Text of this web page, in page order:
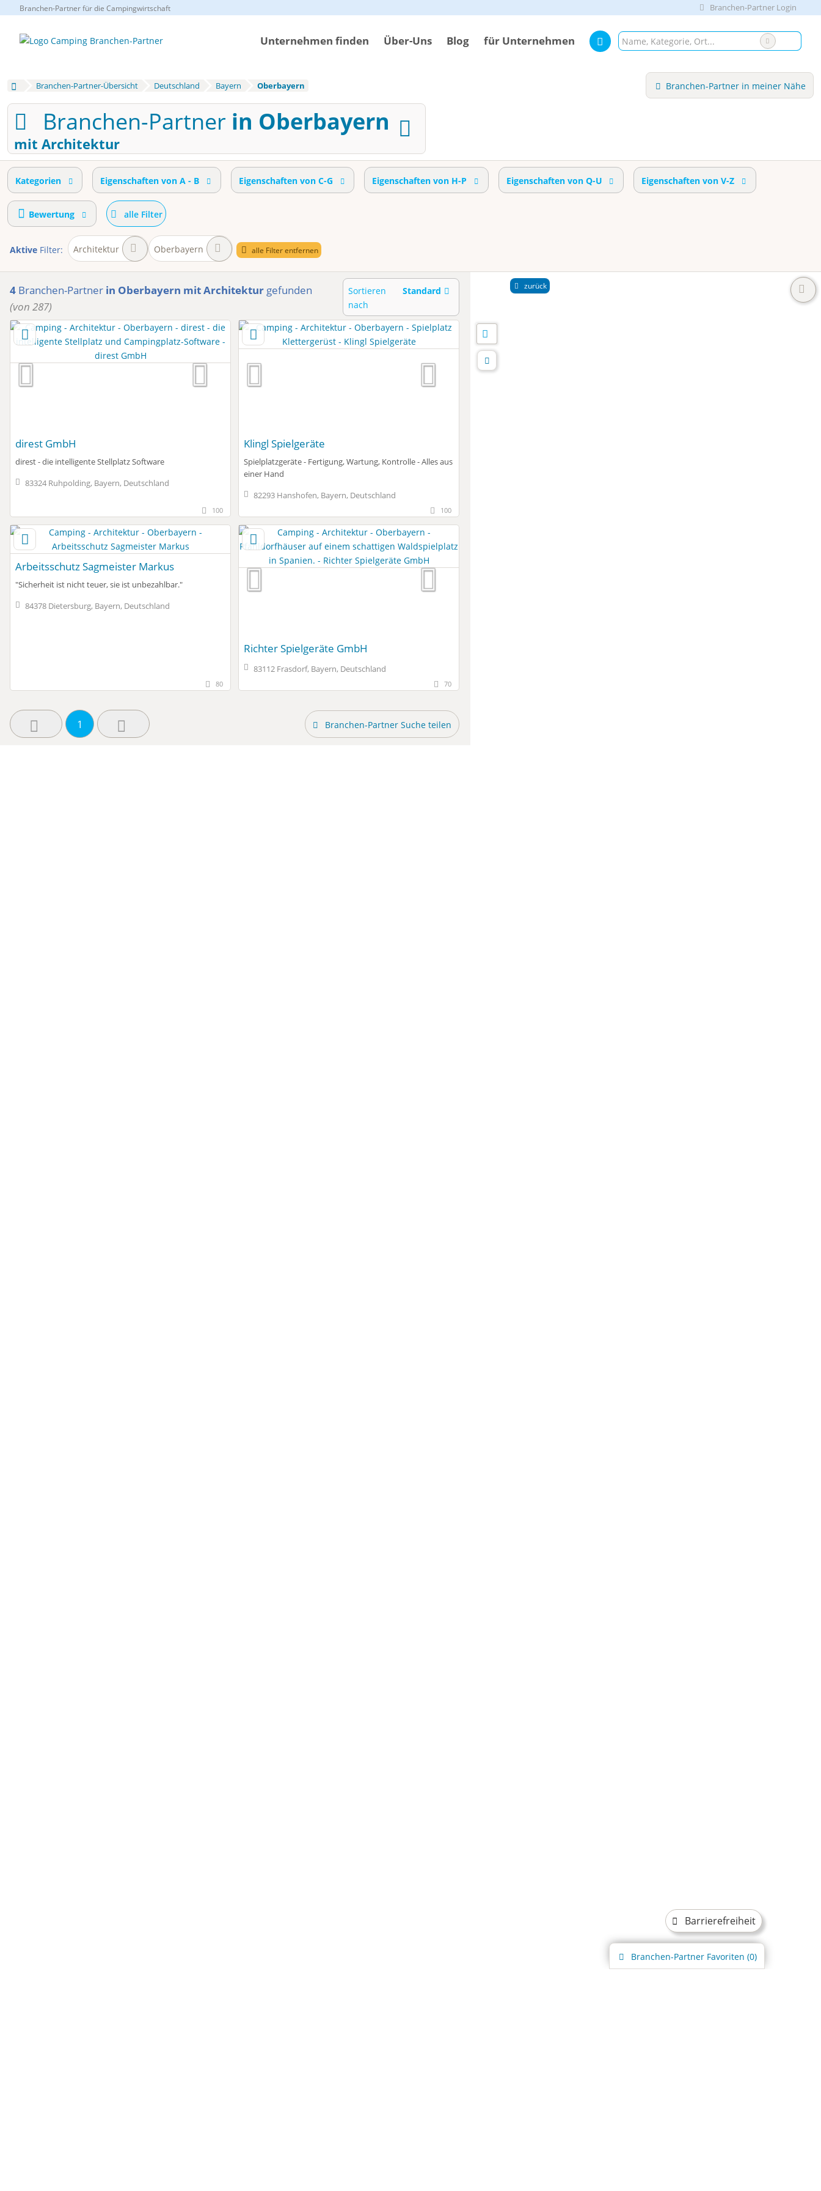
Branchen-Partner für die Campingwirtschaft
Barrierefreiheit
Branchen-Partner Login
Unternehmen finden Über-Uns Blog für Unternehmen
Branchen-Partner-Übersicht Deutschland Bayern Oberbayern Branchen-Partner in meiner Nähe
Branchen-Partner in Oberbayern
mit Architektur
Kategorien Eigenschaften von A - B Eigenschaften von C-G Eigenschaften von H-P Eigenschaften von Q-U Eigenschaften von V-Z
Bewertung alle Filter
Aktive Filter: Architektur Oberbayern alle Filter entfernen
4 Branchen-Partner in Oberbayern mit Architektur gefunden
(von 287)
Sortieren
nach
Standard
direst GmbH
direst - die intelligente Stellplatz Software
83324 Ruhpolding, Bayern, Deutschland
100
Klingl Spielgeräte
Spielplatzgeräte - Fertigung, Wartung, Kontrolle - Alles aus
einer Hand
82293 Hanshofen, Bayern, Deutschland
100
Arbeitsschutz Sagmeister Markus
"Sicherheit ist nicht teuer, sie ist unbezahlbar."
84378 Dietersburg, Bayern, Deutschland
80
Richter Spielgeräte GmbH
83112 Frasdorf, Bayern, Deutschland
70
1 Branchen-Partner Suche teilen
Branchen-Partner Favoriten (0)
zurück